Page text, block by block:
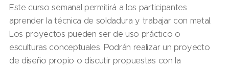
Este curso semanal permitirá a los participantes
aprender la técnica de soldadura y trabajar con metal.
Los proyectos pueden ser de uso práctico o
esculturas conceptuales. Podrán realizar un proyecto
de diseño propio o discutir propuestas con la